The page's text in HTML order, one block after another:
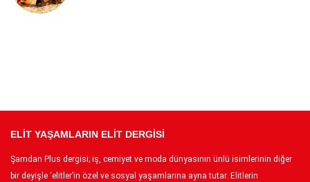
ELİT YAŞAMLARIN ELİT DERGİSİ
Şamdan Plus dergisi; iş, cemiyet ve moda dünyasının ünlü isimlerinin diğer
bir deyişle ‘elitler’in özel ve sosyal yaşamlarına ayna tutar. Elitlerin